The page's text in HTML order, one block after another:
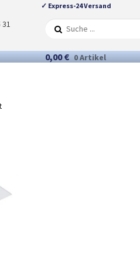
✓ Express-24 Versand
31
0,00 € 0 Artikel